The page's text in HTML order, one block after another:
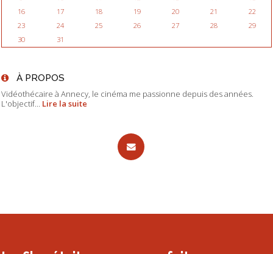
16
17 18 19 20 21
22
23
24 25 26 27 28
29
30
31
À PROPOS
Vidéothécaire à Annecy, le cinéma me passionne depuis des années.
L'objectif... Lire la suite